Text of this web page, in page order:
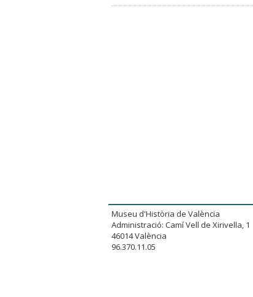
Museu d'Història de València
Administració: Camí Vell de Xirivella, 1
46014 València
96.370.11.05